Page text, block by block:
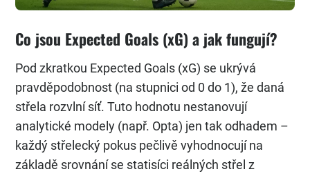
Co jsou Expected Goals (xG) a jak fungují?
Pod zkratkou Expected Goals (xG) se ukrývá
pravděpodobnost (na stupnici od 0 do 1), že daná
střela rozvlní síť. Tuto hodnotu nestanovují
analytické modely (např. Opta) jen tak odhadem –
každý střelecký pokus pečlivě vyhodnocují na
základě srovnání se statisíci reálných střel z